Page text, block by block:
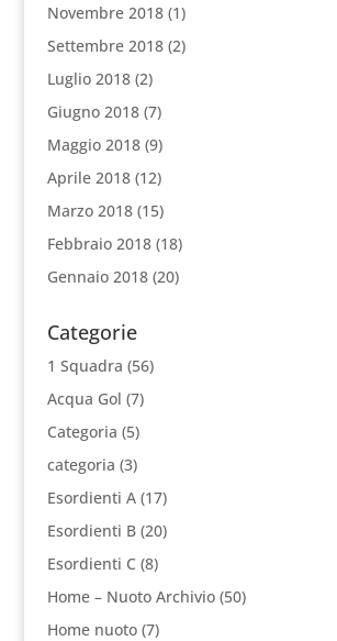
Novembre 2018(1)
Settembre 2018(2)
Luglio 2018(2)
Giugno 2018(7)
Maggio 2018(9)
Aprile 2018(12)
Marzo 2018(15)
Febbraio 2018(18)
Gennaio 2018(20)
Categorie
1 Squadra (56)
Acqua Gol (7)
Categoria (5)
categoria (3)
Esordienti A(17)
Esordienti B(20)
Esordienti C (8)
Home – Nuoto Archivio(50)
Home nuoto(7)